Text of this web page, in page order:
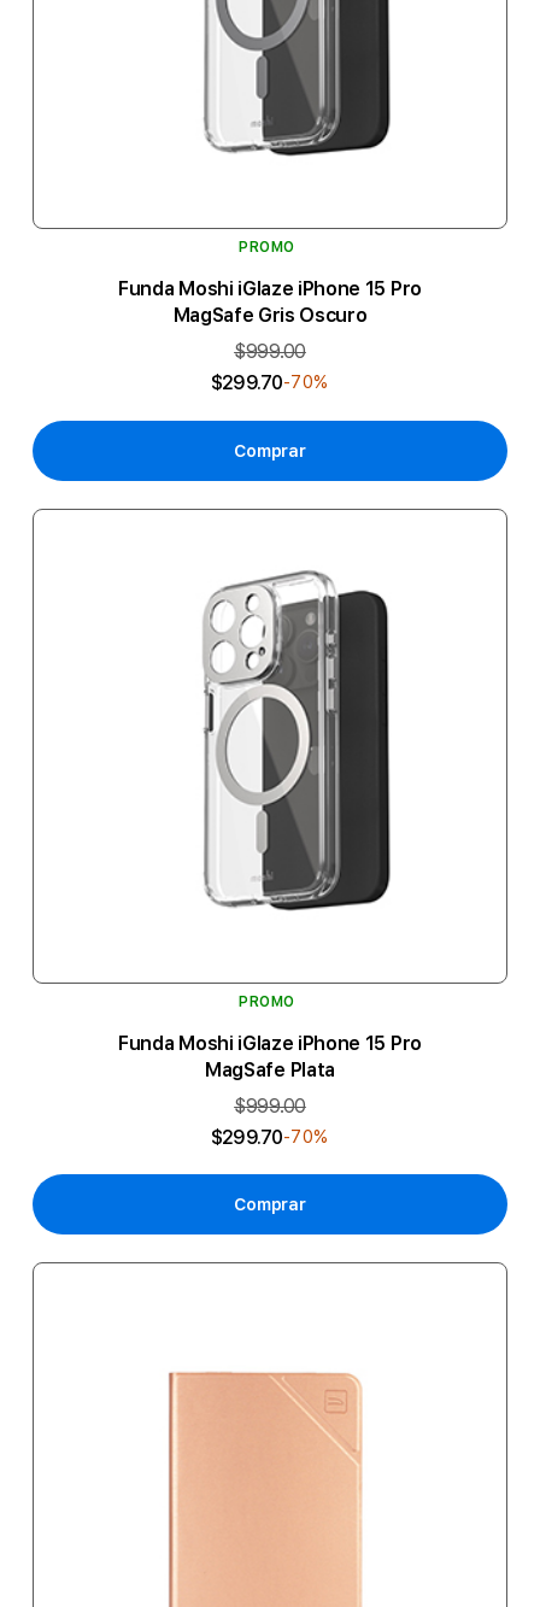
PROMO
Funda Moshi iGlaze iPhone 15 Pro
MagSafe Gris Oscuro
$999.00
$299.70-70%
Comprar
PROMO
Funda Moshi iGlaze iPhone 15 Pro
MagSafe Plata
$999.00
$299.70-70%
Comprar